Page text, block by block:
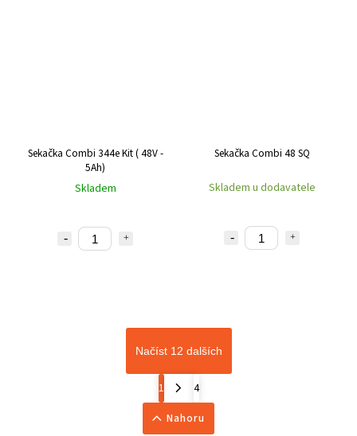
Sekačka Combi 344e Kit ( 48V -
5Ah)
Skladem
Sekačka Combi 48 SQ
Skladem u dodavatele
Načíst 12 dalších
1
4
Nahoru